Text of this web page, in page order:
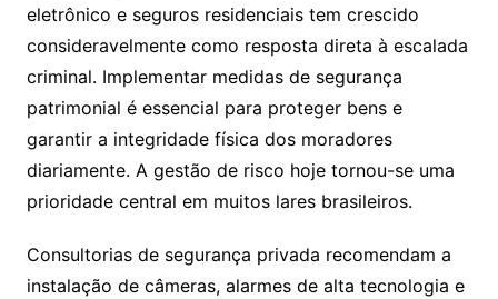
eletrônico e seguros residenciais tem crescido
consideravelmente como resposta direta à escalada
criminal. Implementar medidas de segurança
patrimonial é essencial para proteger bens e
garantir a integridade física dos moradores
diariamente. A gestão de risco hoje tornou-se uma
prioridade central em muitos lares brasileiros.
Consultorias de segurança privada recomendam a
instalação de câmeras, alarmes de alta tecnologia e